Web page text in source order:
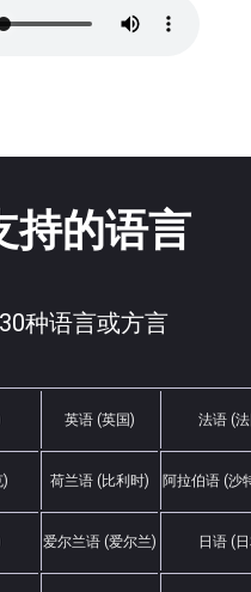
持的语言
种语言或方言
英语 (英国) 法语 (
) 荷兰语 (比利时) 阿拉伯语 (沙
爱尔兰语 (爱尔兰) 日语 (